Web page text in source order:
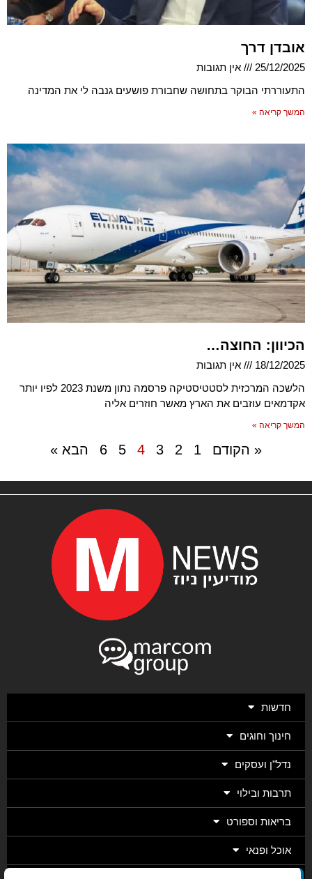
אובדן דרך
25/12/2025
אין תגובות
התעוררתי הבוקר בתחושה שחבורת פושעים גנבה לי את המדינה
המשך קריאה »
הכיוון: החוצה…
18/12/2025
אין תגובות
הלשכה המרכזית לסטטיסטיקה פרסמה נתון משנת 2023 לפיו יותר
אקדמאים עוזבים את הארץ מאשר חוזרים אליה
המשך קריאה »
« הקודם 1
2
3
4
5
6 הבא »
חדשות
חינוך וחוגים
נדל"ן ועסקים
תרבות ובילוי
בריאות וספורט
אוכל ופנאי